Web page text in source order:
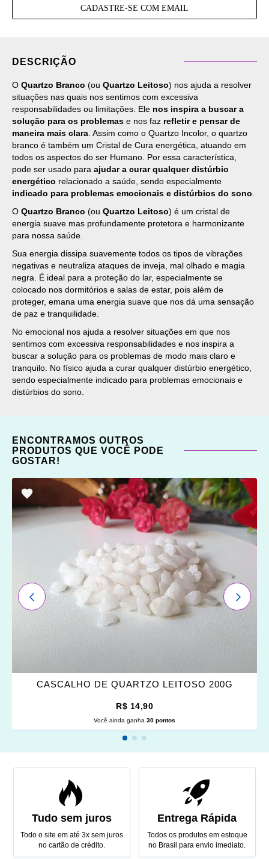
CADASTRE-SE COM EMAIL
DESCRIÇÃO
O Quartzo Branco (ou Quartzo Leitoso) nos ajuda a resolver
situações nas quais nos sentimos com excessiva
responsabilidades ou limitações. Ele nos inspira a buscar a
solução para os problemas e nos faz refletir e pensar de
maneira mais clara . Assim como o Quartzo Incolor, o quartzo
branco é também um Cristal de Cura energética, atuando em
todos os aspectos do ser Humano. Por essa característica,
pode ser usado para ajudar a curar qualquer distúrbio
energético relacionado a saúde, sendo especialmente
indicado para problemas emocionais e distúrbios do sono
O Quartzo Branco (ou Quartzo Leitoso) é um cristal de
energia suave mas profundamente protetora e harmonizante
para nossa saúde.
Sua energia dissipa suavemente todos os tipos de vibrações
negativas e neutraliza ataques de inveja, mal olhado e magia
negra. É ideal para a proteção do lar, especialmente se
colocado nos dormitórios e salas de estar, pois além de
proteger, emana uma energia suave que nos dá uma sensação
de paz e tranquilidade.
No emocional nos ajuda a resolver situações em que nos
sentimos com excessiva responsabilidades e nos inspira a
buscar a solução para os problemas de modo mais claro e
tranquilo. No físico ajuda a curar qualquer distúrbio energético,
sendo especialmente indicado para problemas emocionais e
distúrbios do sono.
ENCONTRAMOS OUTROS
PRODUTOS QUE VOCÊ PODE
GOSTAR!
OS
CASCALHO DE QUARTZO LEITOSO 200G
R$ 14,90
Você ainda ganha 30 pontos
ANTERIOR
Tudo sem juros
Todo o site em até 3x sem juros
no cartão de crédito.
Entrega Rápida
Todos os produtos em estoque
no Brasil para envio imediato.